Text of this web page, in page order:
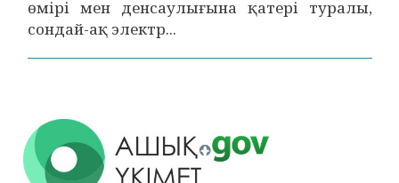
өмірі мен денсаулығына қатері туралы,
сондай-ақ электр...